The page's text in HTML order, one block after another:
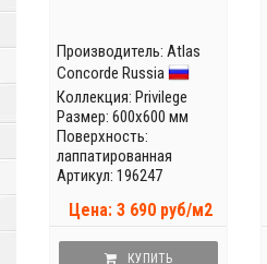
Производитель: Atlas
Concorde Russia
Коллекция: Privilege
Размер: 600x600 мм
Поверхность:
лаппатированная
Артикул: 196247
Цена: 3 690 руб/м2
КУПИТЬ